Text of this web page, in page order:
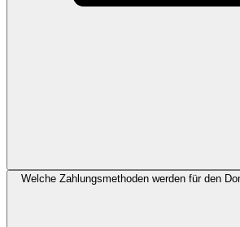
Welche Zahlungsmethoden werden für den